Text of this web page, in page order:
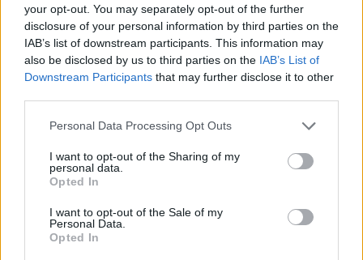
your opt-out. You may separately opt-out of the further
disclosure of your personal information by third parties on the
IAB’s list of downstream participants. This information may
also be disclosed by us to third parties on the IAB’s List of
Downstream Participants that may further disclose it to other
Personal Data Processing Opt Outs
I want to opt-out of the Sharing of my
personal data.
Opted In
I want to opt-out of the Sale of my
Personal Data.
Opted In
ΟΙ ΕΚΔΗΛΩΣΕΙΣ ΜΑΣ